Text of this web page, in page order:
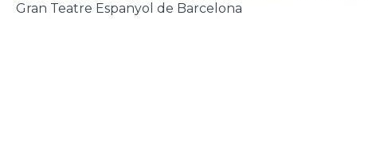
Gran Teatre Espanyol de Barcelona